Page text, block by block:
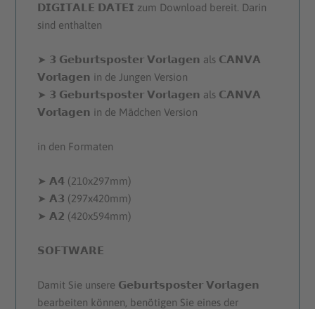
i
w
a
r
€
.
:
1
4
9
0
𝗗𝗜𝗚𝗜𝗧𝗔𝗟𝗘 𝗗𝗔𝗧𝗘𝗜 zum Download bereit. Darin
sind enthalten
➤ 𝟯 𝗚𝗲𝗯𝘂𝗿𝘁𝘀𝗽𝗼𝘀𝘁𝗲𝗿 𝗩𝗼𝗿𝗹𝗮𝗴𝗲𝗻 als 𝗖𝗔𝗡𝗩𝗔
𝗩𝗼𝗿𝗹𝗮𝗴𝗲𝗻 in de Jungen Version
➤ 𝟯 𝗚𝗲𝗯𝘂𝗿𝘁𝘀𝗽𝗼𝘀𝘁𝗲𝗿 𝗩𝗼𝗿𝗹𝗮𝗴𝗲𝗻 als 𝗖𝗔𝗡𝗩𝗔
𝗩𝗼𝗿𝗹𝗮𝗴𝗲𝗻 in de Mädchen Version
in den Formaten
➤ 𝗔𝟰 (210x297mm)
➤ 𝗔𝟯 (297x420mm)
➤ 𝗔𝟮 (420x594mm)
𝗦𝗢𝗙𝗧𝗪𝗔𝗥𝗘
Damit Sie unsere 𝗚𝗲𝗯𝘂𝗿𝘁𝘀𝗽𝗼𝘀𝘁𝗲𝗿 𝗩𝗼𝗿𝗹𝗮𝗴𝗲𝗻
bearbeiten können, benötigen Sie eines der